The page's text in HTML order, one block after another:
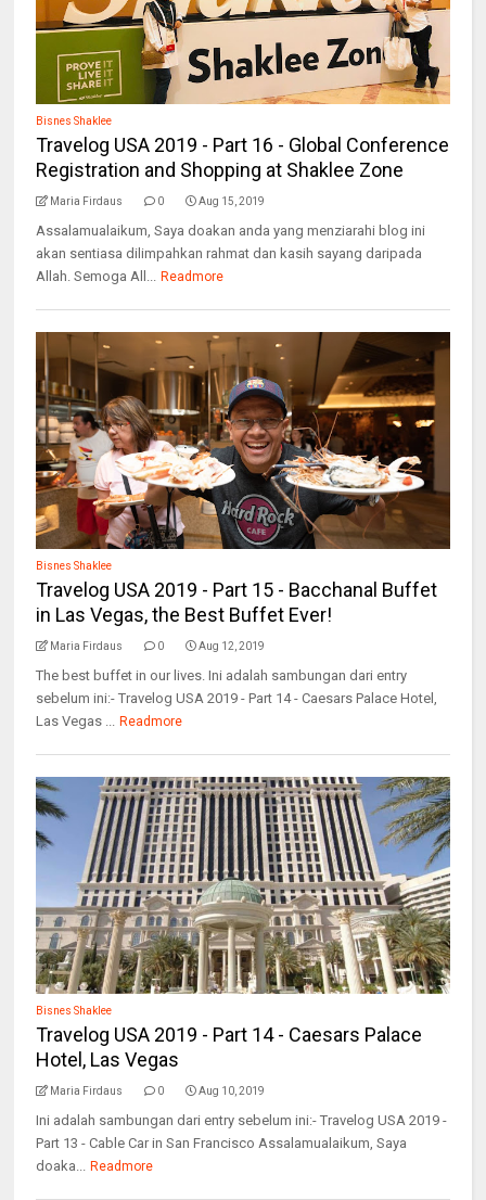
Bisnes Shaklee
Travelog USA 2019 - Part 16 - Global Conference
Registration and Shopping at Shaklee Zone
Maria Firdaus 0 Aug 15, 2019
Assalamualaikum, Saya doakan anda yang menziarahi blog ini
akan sentiasa dilimpahkan rahmat dan kasih sayang daripada
Allah. Semoga All...
Readmore
Bisnes Shaklee
Travelog USA 2019 - Part 15 - Bacchanal Buffet
in Las Vegas, the Best Buffet Ever!
Maria Firdaus 0 Aug 12, 2019
The best buffet in our lives. Ini adalah sambungan dari entry
sebelum ini:- Travelog USA 2019 - Part 14 - Caesars Palace Hotel,
Las Vegas ...
Readmore
Bisnes Shaklee
Travelog USA 2019 - Part 14 - Caesars Palace
Hotel, Las Vegas
Maria Firdaus 0 Aug 10, 2019
Ini adalah sambungan dari entry sebelum ini:- Travelog USA 2019 -
Part 13 - Cable Car in San Francisco Assalamualaikum, Saya
doaka...
Readmore